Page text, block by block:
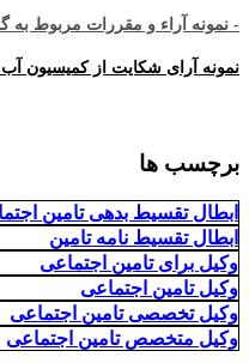
- نمونه آراء و مقررات مربوط به
نمونه آرای شکایت از کمیسیون آب
برچسب ها
ابطال تقسیط بدهی تامین
ابطال تقسیط نامه تامین
وکیل برای تامین اجتماعی
وکیل تامین اجتماعی
وکیل تخصصی تامین اجتماعی
وکیل متخصص تامین اجتماعی